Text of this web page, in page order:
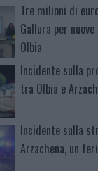
Tre milioni di
Gallura per
Olbia
Incidente sulla
tra Olbia e
Incidente sulla
Arzachena, un